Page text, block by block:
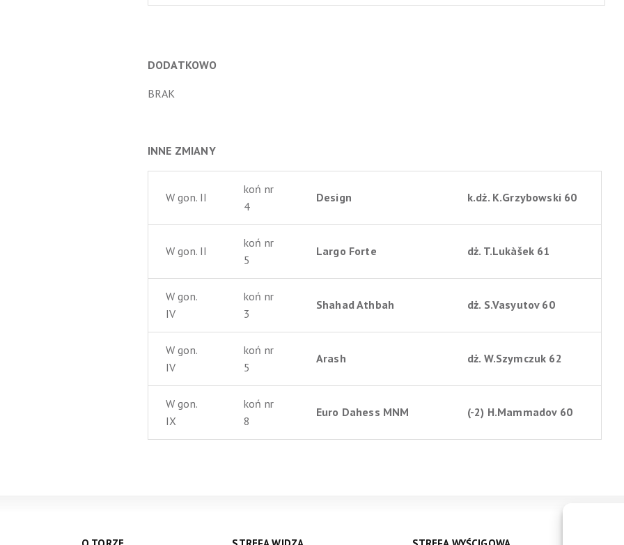
DODATKOWO
BRAK
INNE ZMIANY
W gon. II
koń nr
4
Design k.dż. K.Grzybowski 60
W gon. II
koń nr
5
Largo Forte dż. T.Lukàšek 61
W gon.
IV
koń nr
3
Shahad Athbah dż. S.Vasyutov 60
W gon.
IV
koń nr
5
Arash dż. W.Szymczuk 62
W gon.
IX
koń nr
8
Euro Dahess MNM (-2) H.Mammadov 60